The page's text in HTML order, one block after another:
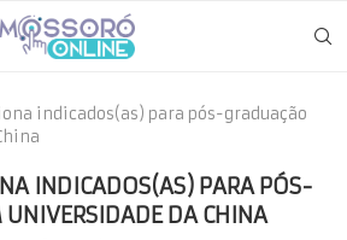
indicados(as) para pós-graduação
INDICADOS(AS) PARA PÓS-
DA CHINA